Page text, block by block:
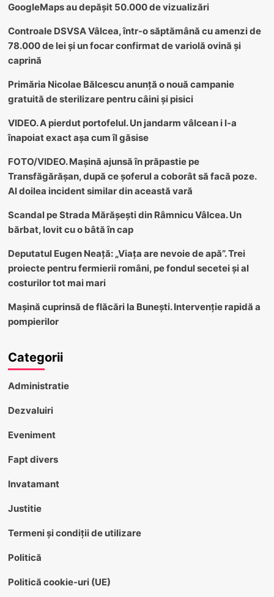
GoogleMaps au depășit 50.000 de vizualizări
Controale DSVSA Vâlcea, într-o săptămână cu amenzi de
78.000 de lei și un focar confirmat de variolă ovină și
caprină
Primăria Nicolae Bălcescu anunță o nouă campanie
gratuită de sterilizare pentru câini și pisici
VIDEO. A pierdut portofelul. Un jandarm vâlcean i l-a
înapoiat exact așa cum îl găsise
FOTO/VIDEO. Mașină ajunsă în prăpastie pe
Transfăgărășan, după ce șoferul a coborât să facă poze.
Al doilea incident similar din această vară
Scandal pe Strada Mărășești din Râmnicu Vâlcea. Un
bărbat, lovit cu o bâtă în cap
Deputatul Eugen Neață: „Viața are nevoie de apă”. Trei
proiecte pentru fermierii români, pe fondul secetei și al
costurilor tot mai mari
Mașină cuprinsă de flăcări la Bunești. Intervenție rapidă a
pompierilor
Categorii
Administratie
Dezvaluiri
Eveniment
Fapt divers
Invatamant
Justitie
Termeni și condiții de utilizare
Politică
Politică cookie-uri (UE)